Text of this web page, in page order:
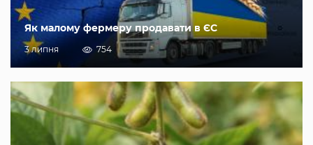
Як малому фермеру продавати в ЄС
3 липня 754